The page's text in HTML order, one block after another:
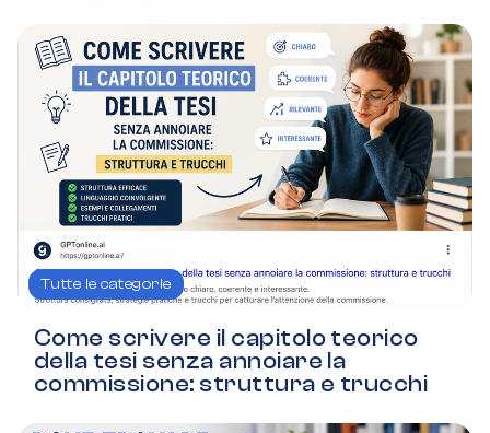
Tutte le categorie
Come scrivere il capitolo teorico
della tesi senza annoiare la
commissione: struttura e trucchi